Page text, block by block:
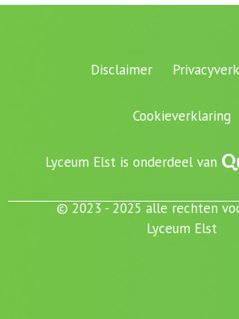
Disclaimer
Cookieverklaring
Lyceum Elst is onderdeel van
© 2023 - 2025 alle rechten
Lyceum Elst